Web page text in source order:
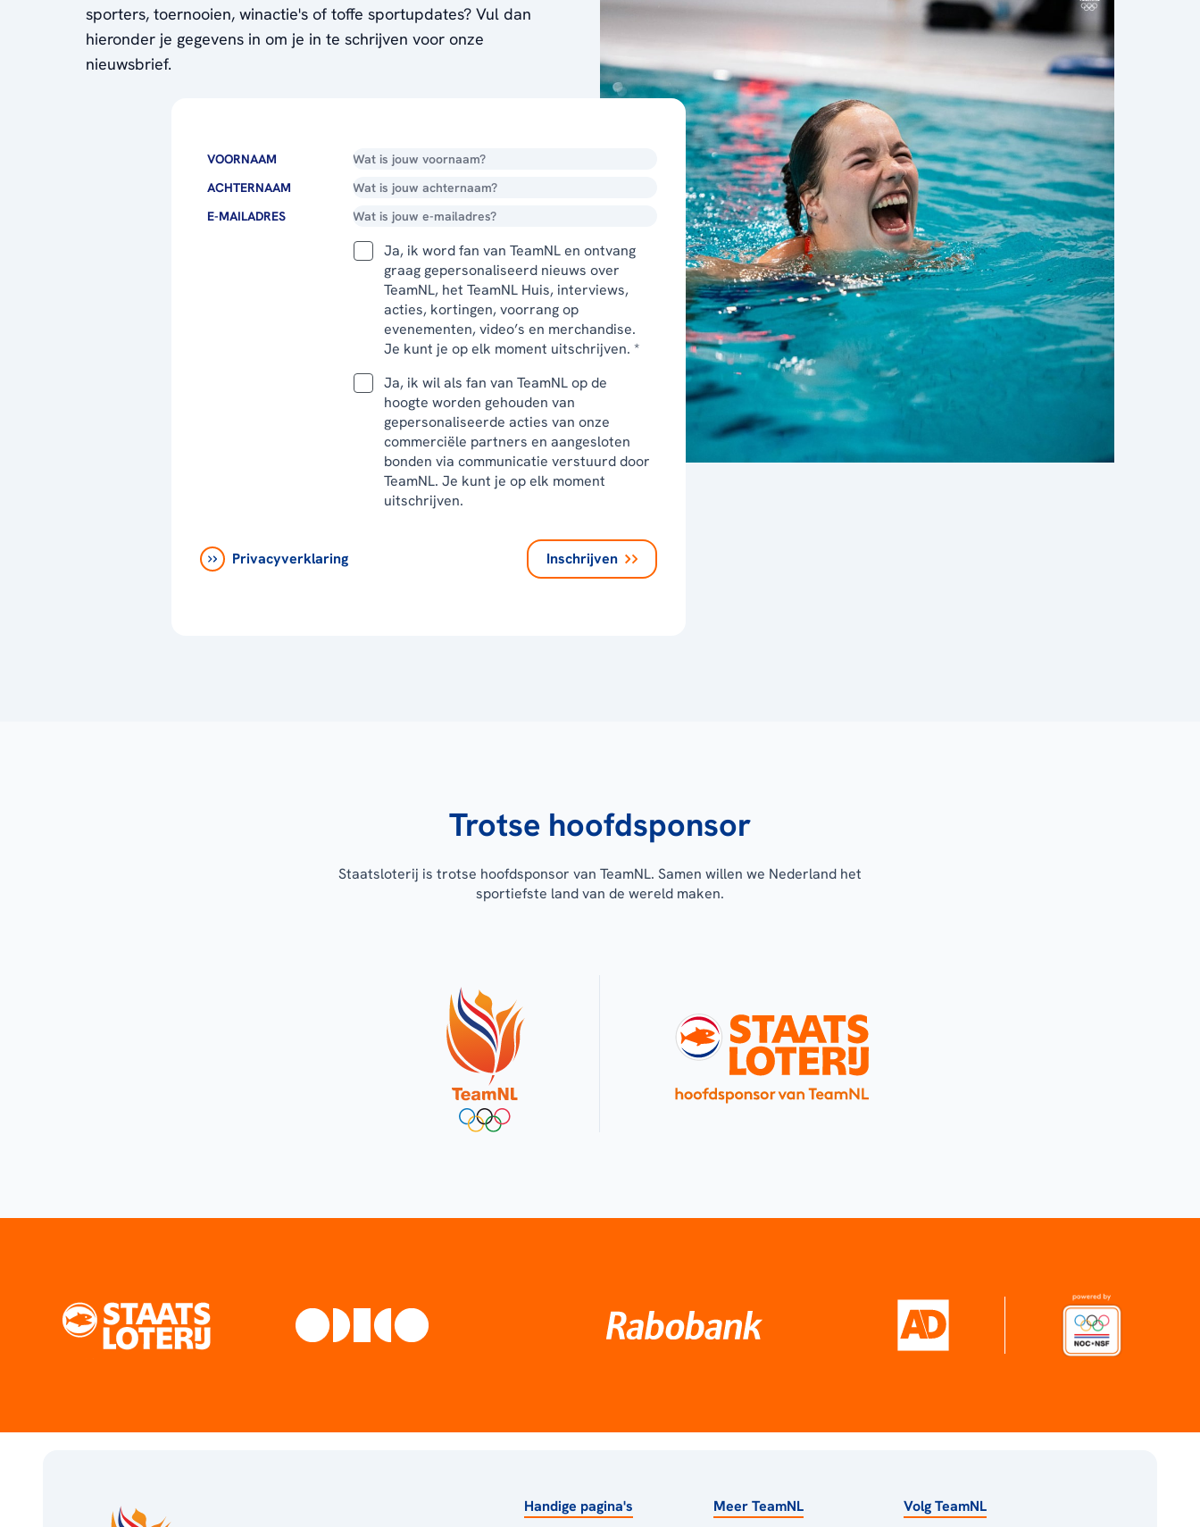
sporters, toernooien, winactie's of toffe sportupdates? Vul dan
hieronder je gegevens in om je in te schrijven voor onze
nieuwsbrief.
VOORNAAM
ACHTERNAAM
E-MAILADRES
Ja, ik word fan van TeamNL en ontvang
graag gepersonaliseerd nieuws over
TeamNL, het TeamNL Huis, interviews,
acties, kortingen, voorrang op
evenementen, video’s en merchandise.
Je kunt je op elk moment uitschrijven. *
Ja, ik wil als fan van TeamNL op de
hoogte worden gehouden van
gepersonaliseerde acties van onze
commerciële partners en aangesloten
bonden via communicatie verstuurd door
TeamNL. Je kunt je op elk moment
uitschrijven.
Privacyverklaring Inschrijven
Trotse hoofdsponsor
Staatsloterij is trotse hoofdsponsor van TeamNL. Samen willen we Nederland het
sportiefste land van de wereld maken.
Handige pagina's Meer TeamNL Volg TeamNL